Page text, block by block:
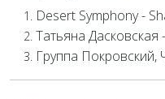
Desert Symphony -
Татьяна
Группа